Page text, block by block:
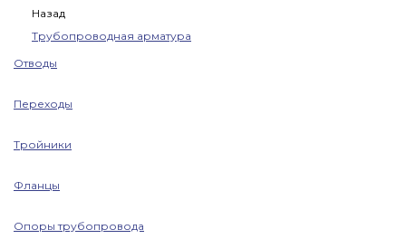
Назад
Трубопроводная арматура
Отводы
Переходы
Тройники
Фланцы
Опоры трубопровода